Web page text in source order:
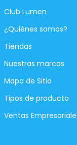
Club Lumen
¿Quiénes somos?
Tiendas
Nuestras marcas
Mapa de Sitio
Tipos de producto
Ventas